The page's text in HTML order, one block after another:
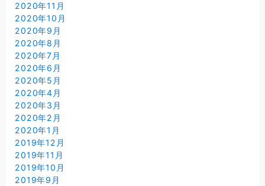
2020年11月
2020年10月
2020年9月
2020年8月
2020年7月
2020年6月
2020年5月
2020年4月
2020年3月
2020年2月
2020年1月
2019年12月
2019年11月
2019年10月
2019年9月